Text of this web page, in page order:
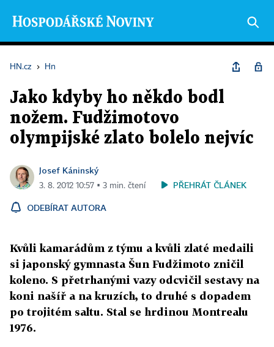
HN.cz › Hn
Jako kdyby ho někdo bodl
nožem. Fudžimotovo
olympijské zlato bolelo nejvíc
Josef Káninský
3. 8. 2012 10:57 ▪ 3 min. čtení PŘEHRÁT ČLÁNEK
ODEBÍRAT AUTORA
Kvůli kamarádům z týmu a kvůli zlaté medaili
si japonský gymnasta Šun Fudžimoto zničil
koleno. S přetrhanými vazy odcvičil sestavy na
koni našíř a na kruzích, to druhé s dopadem
po trojitém saltu. Stal se hrdinou Montrealu
1976.